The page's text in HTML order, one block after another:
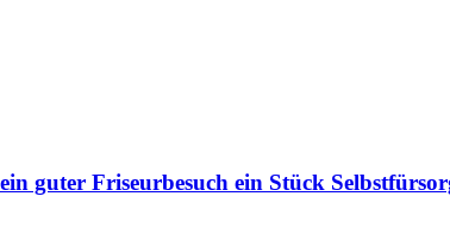
guter Friseurbesuch ein Stück